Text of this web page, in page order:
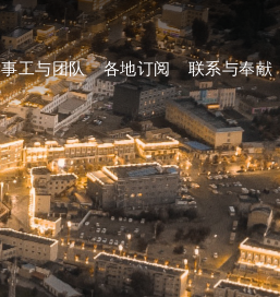
事工与团队 各地订阅 联系与奉献